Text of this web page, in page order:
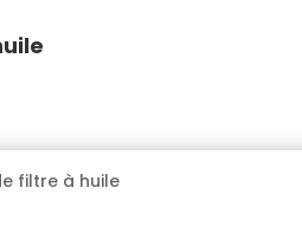
filtre à huile